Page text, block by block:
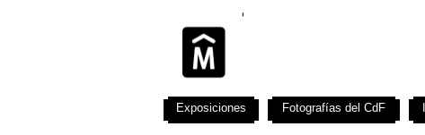
Exposiciones Fotografías del CdF